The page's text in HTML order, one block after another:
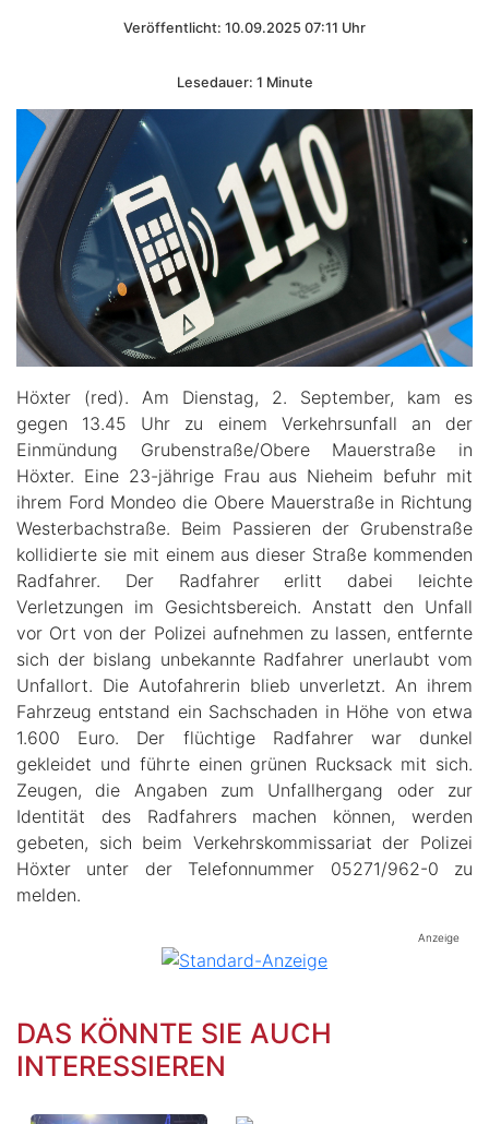
Veröffentlicht: 10.09.2025 07:11 Uhr
Lesedauer: 1 Minute
Höxter (red). Am Dienstag, 2. September, kam es
gegen 13.45 Uhr zu einem Verkehrsunfall an der
Einmündung Grubenstraße/Obere Mauerstraße in
Höxter. Eine 23-jährige Frau aus Nieheim befuhr mit
ihrem Ford Mondeo die Obere Mauerstraße in Richtung
Westerbachstraße. Beim Passieren der Grubenstraße
kollidierte sie mit einem aus dieser Straße kommenden
Radfahrer. Der Radfahrer erlitt dabei leichte
Verletzungen im Gesichtsbereich. Anstatt den Unfall
vor Ort von der Polizei aufnehmen zu lassen, entfernte
sich der bislang unbekannte Radfahrer unerlaubt vom
Unfallort. Die Autofahrerin blieb unverletzt. An ihrem
Fahrzeug entstand ein Sachschaden in Höhe von etwa
1.600 Euro. Der flüchtige Radfahrer war dunkel
gekleidet und führte einen grünen Rucksack mit sich.
Zeugen, die Angaben zum Unfallhergang oder zur
Identität des Radfahrers machen können, werden
gebeten, sich beim Verkehrskommissariat der Polizei
Höxter unter der Telefonnummer 05271/962-0 zu
melden.
Anzeige
DAS KÖNNTE SIE AUCH
INTERESSIEREN